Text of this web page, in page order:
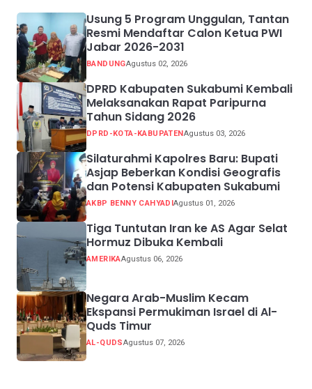
Usung 5 Program Unggulan, Tantan
Resmi Mendaftar Calon Ketua PWI
Jabar 2026-2031
BANDUNGAgustus 02, 2026
DPRD Kabupaten Sukabumi Kembali
Melaksanakan Rapat Paripurna
Tahun Sidang 2026
DPRD-KOTA-KABUPATENAgustus 03, 2026
Silaturahmi Kapolres Baru: Bupati
Asjap Beberkan Kondisi Geografis
dan Potensi Kabupaten Sukabumi
AKBP BENNY CAHYADIAgustus 01, 2026
Tiga Tuntutan Iran ke AS Agar Selat
Hormuz Dibuka Kembali
AMERIKAAgustus 06, 2026
Negara Arab-Muslim Kecam
Ekspansi Permukiman Israel di Al-
Quds Timur
AL-QUDSAgustus 07, 2026